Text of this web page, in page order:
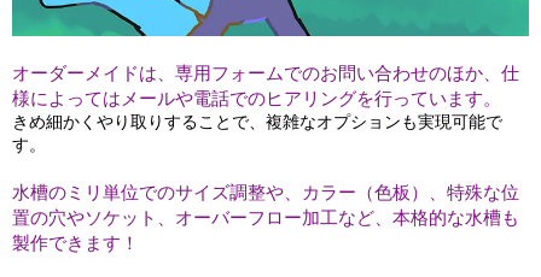
オーダーメイドは、専用フォームでのお問い合わせのほか、仕
様によってはメールや電話でのヒアリングを行っています。
きめ細かくやり取りすることで、複雑なオプションも実現可能で
す。
水槽のミリ単位でのサイズ調整や、カラー（色板）、特殊な位
置の穴やソケット、オーバーフロー加工など、本格的な水槽も
製作できます！